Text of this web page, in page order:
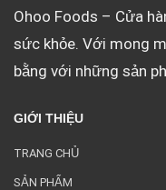
Ohoo Foods – Cửa
sức khỏe. Với mong
bằng với những sản
GIỚI THIỆU
TRANG CHỦ
SẢN PHẨM